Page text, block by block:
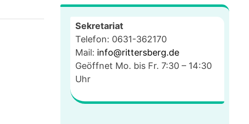
Sekretariat
Telefon: 0631-362170
Mail: info@rittersberg.de
Geöffnet Mo. bis Fr. 7:30 – 14:30
Uhr